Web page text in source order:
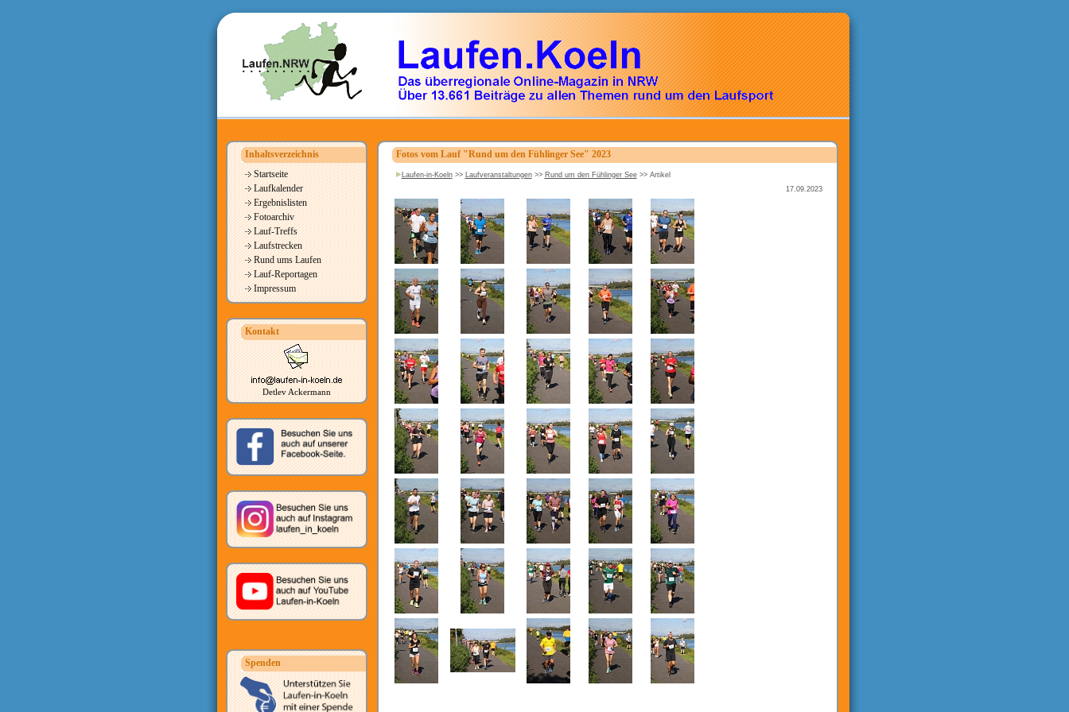
Inhaltsverzeichnis
Startseite
Laufkalender
Ergebnislisten
Fotoarchiv
Lauf-Treffs
Laufstrecken
Rund ums Laufen
Lauf-Reportagen
Impressum
Kontakt
Detlev Ackermann
Spenden
Fotos vom Lauf "Rund um den Fühlinger See" 2023
Laufen-in-Koeln>> Laufveranstaltungen>> Rund um den Fühlinger See>> Artikel
17.09.2023